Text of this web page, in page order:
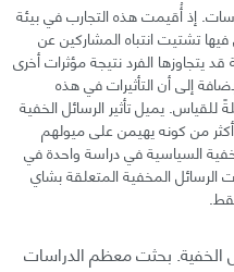
إذ أُقيمت هذه التجارب في بيئة
تشتيت انتباه المشاركين عن
قد يتجاوزها الفرد نتيجة مؤثرات أخرى
إلى أن التأثيرات في هذه
للقياس. يميل تأثير الرسائل الخفية
من كونه يهيمن على ميولهم
السياسية في دراسة واحدة في
الرسائل المخفية المتعلقة بشاي
الخفية. بحثت معظم الدراسات